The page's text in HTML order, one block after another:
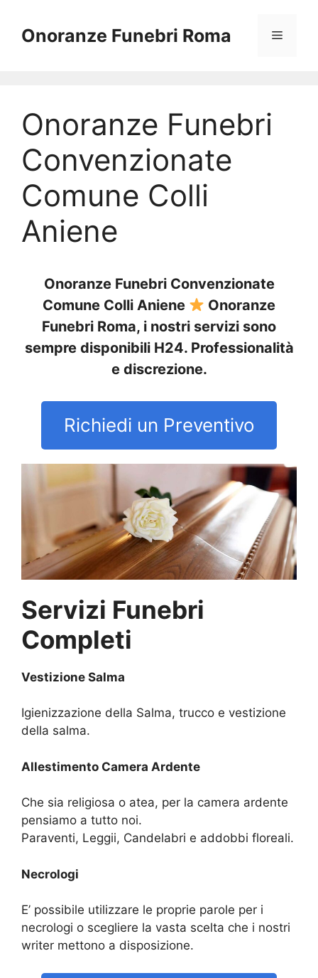
contenuto
Onoranze Funebri Roma Menu
Onoranze Funebri
Convenzionate
Comune Colli
Aniene
Onoranze Funebri Convenzionate
Comune Colli Aniene
Onoranze
Funebri Roma, i nostri servizi sono
sempre disponibili H24. Professionalità
e discrezione.
Richiedi un Preventivo
Servizi Funebri
Completi
Vestizione Salma
Igienizzazione della Salma, trucco e vestizione
della salma.
Allestimento Camera Ardente
Che sia religiosa o atea, per la camera ardente
pensiamo a tutto noi.
Paraventi, Leggii, Candelabri e addobbi floreali.
Necrologi
E’ possibile utilizzare le proprie parole per i
necrologi o scegliere la vasta scelta che i nostri
writer mettono a disposizione.